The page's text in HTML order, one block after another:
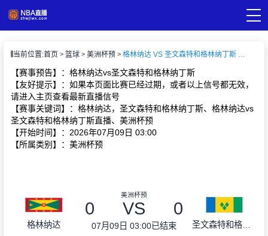
播
闻
当前位置:首页 篮球 美洲杯预 格林纳达 VS 圣文森特和格林纳丁斯 【2026-07-09 03:00:00】
【赛事预告】：格林纳达vs圣文森特和格林纳丁斯
【友好提示】：如果本页面比赛已经过期，或者以上信号都无效，
请进入主页查看最新直播信号
【赛事关键词】：格林纳达，圣文森特和格林纳丁斯、格林纳达vs
圣文森特和格林纳丁斯直播、美洲杯预
【开始时间】：2026年07月09日 03:00
【所属类别】：美洲杯预
格林纳达
美洲杯预
0 VS 0
07月09日 03:00已结束 圣文森特和格林纳丁斯